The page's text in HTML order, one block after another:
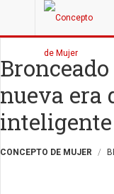
nueva era
inteligente
CONCEPTO DE MUJER